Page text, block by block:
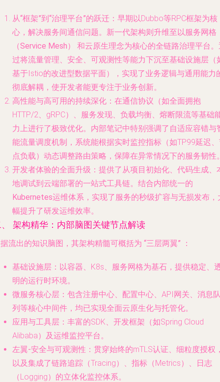
从“框架”到“治理平台”的跃迁 ：早期以Dubbo等RPC框架为核
心，解决服务间通信问题。新一代架构则升维至以服务网格
（Service Mesh）
和云原生理念为核心的全链路治理平台
过将流量管理、安全、可观测性等能力下沉至基础设施层（
基于Istio的改进型数据平面），实现了业务逻辑与通用能力
彻底解耦，使开发者能更专注于业务创新。
高性能与高可用的持续深化 ：在通信协议（如全面拥抱
HTTP/2、gRPC）、服务发现、负载均衡、熔断限流等基础
力上进行了极致优化。内部笔记中特别强调了 自适应容错与
能流量调度机制，系统能根据实时监控指标（如TP99延迟
点负载）动态调整路由策略，保障在异常情况下的服务韧性
开发者体验的全面升级 ：提供了从项目初始化、代码生成、
地调试到云端部署的一站式工具链。结合内部统一的
Kubernetes运维体系 ，实现了服务的秒级扩容与无损发布，
幅提升了研发运维效率。
架构精华：内部脑图关键节点解读
流出的知识脑图，其架构精髓可概括为 “三层两翼” ：
基础设施层 ：以容器、K8s、服务网格为基石，提供稳定、
明的运行时环境。
微服务核心层 ：包含注册中心、配置中心、API网关、消息
列等核心中间件，均已实现全面云原生化与托管化。
应用与工具层 ：丰富的SDK、开发框架（如Spring Cloud
Alibaba）及运维监控平台。
左翼-安全与可观测性 ：贯穿始终的mTLS认证、细粒度授权
以及集成了链路追踪（Tracing）、指标（Metrics）、日志
（Logging）的立体化监控体系。